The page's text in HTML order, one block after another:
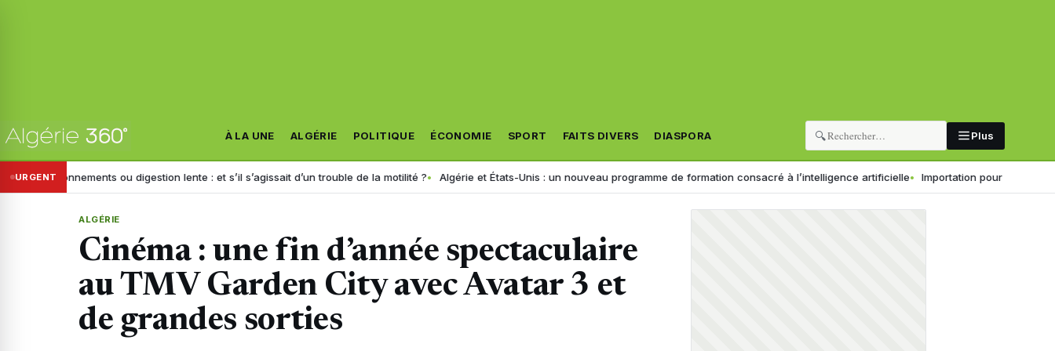
À LA UNE ALGÉRIE POLITIQUE ÉCONOMIE SPORT FAITS DIVERS DIASPORA 🔍 Plus
URGENTou digestion lente : et s’il s’agissait d’un trouble de la motilité ? Algérie et États-Unis : un nouveau programme de formation consacré à l’intelligence artificielle Importation pour la revente en l’état : le
ALGÉRIE
Cinéma : une fin d’année spectaculaire
au TMV Garden City avec Avatar 3 et
de grandes sorties